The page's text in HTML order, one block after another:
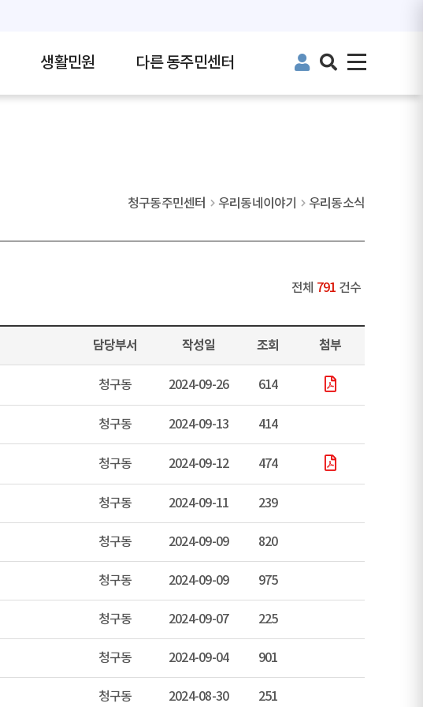
생활민원 다른 동주민센터
청구동주민센터 우리동네이야기 우리동소식
전체 791 건수
담당부서 작성일 조회 첨부
청구동 2024-09-26 614
청구동 2024-09-13 414
청구동 2024-09-12 474
청구동 2024-09-11 239
청구동 2024-09-09 820
청구동 2024-09-09 975
청구동 2024-09-07 225
청구동 2024-09-04 901
청구동 2024-08-30 251